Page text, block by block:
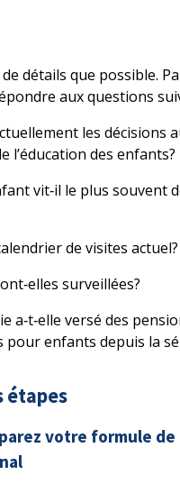
détails que possible.
aux questions
les décisions
l’éducation des enfants?
vit‑il le plus souvent
de visites actuel?
surveillées?
a‑t‑elle versé des
pour enfants depuis la
étapes
votre formule